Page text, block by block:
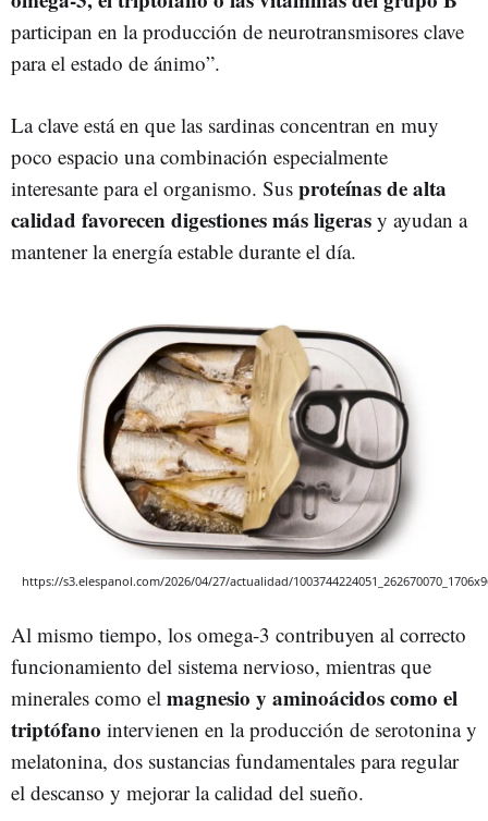
participan en la producción de neurotransmisores clave
para el estado de ánimo”.
La clave está en que las sardinas concentran en muy
poco espacio una combinación especialmente
interesante para el organismo. Sus proteínas de alta
calidad favorecen digestiones más ligeras y ayudan a
mantener la energía estable durante el día.
https://s3.elespanol.com/2026/04/27/actualidad/
Al mismo tiempo, los omega-3 contribuyen al correcto
funcionamiento del sistema nervioso, mientras que
minerales como el magnesio y aminoácidos como el
triptófano intervienen en la producción de serotonina y
melatonina, dos sustancias fundamentales para regular
el descanso y mejorar la calidad del sueño.